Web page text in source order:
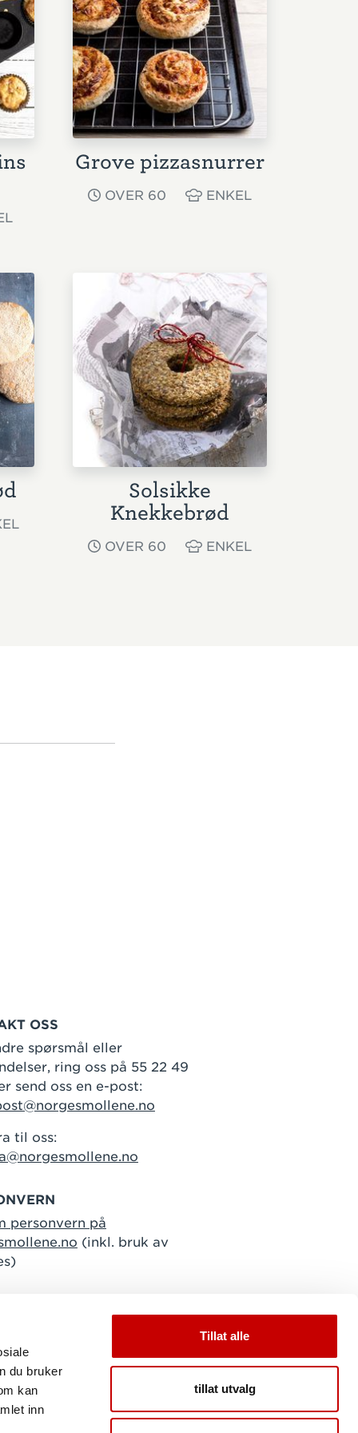
du bruker
kan
inn
Tillat alle
tillat utvalg
Grove pizzasnurrer
OVER 60 ENKEL
Solsikke
Knekkebrød
OVER 60 ENKEL
OSS
spørsmål eller
ring oss på 55 22 49
send oss en e-post:
til oss:
personvern på
(inkl. bruk av